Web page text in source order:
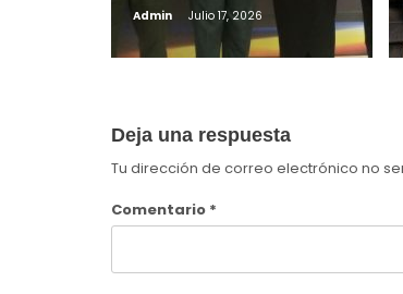
Admin Julio 17, 2026
Deja una respuesta
Tu dirección de correo electrónico no
Comentario *